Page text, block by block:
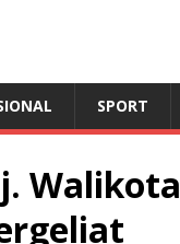
SPORT
Walikota